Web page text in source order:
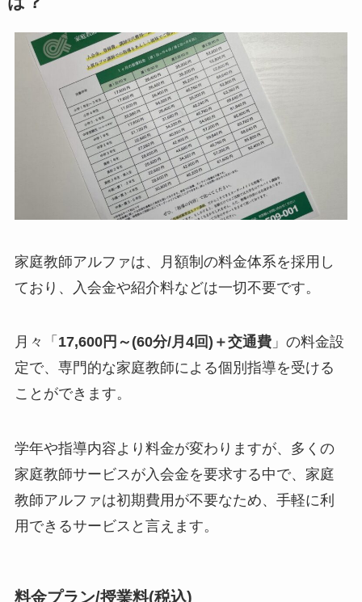
家庭教師アルファは、月額制の料金体系を採用し
ており、入会金や紹介料などは一切不要です。
月々「 17,600円～(60分/月4回)＋交通費」の料金設
定で、専門的な家庭教師による個別指導を受ける
ことができます。
学年や指導内容より料金が変わりますが、多くの
家庭教師サービスが入会金を要求する中で、家庭
教師アルファは初期費用が不要なため、手軽に利
用できるサービスと言えます。
料金プラン/授業料(税込)